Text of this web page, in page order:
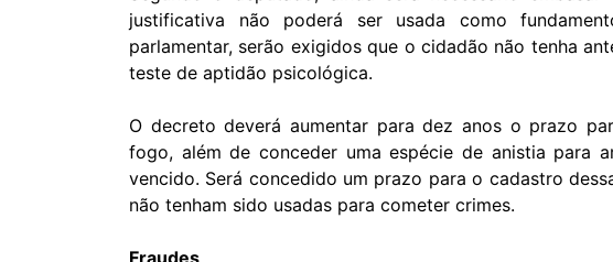
justificativa não poderá ser usada como
parlamentar, serão exigidos que o cidadão não tenha
teste de aptidão psicológica.
O decreto deverá aumentar para dez anos o prazo
fogo, além de conceder uma espécie de anistia para
vencido. Será concedido um prazo para o cadastro
não tenham sido usadas para cometer crimes.